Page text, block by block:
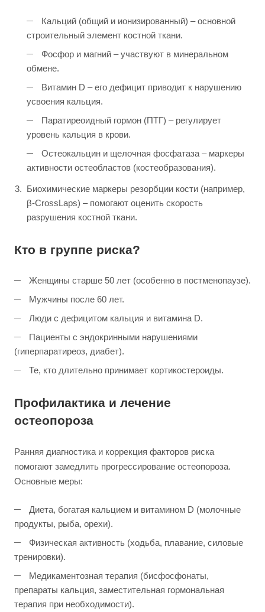
Кальций (общий и ионизированный) – основной
строительный элемент костной ткани.
Фосфор и магний – участвуют в минеральном
обмене.
Витамин D – его дефицит приводит к нарушению
усвоения кальция.
Паратиреоидный гормон (ПТГ) – регулирует
уровень кальция в крови.
Остеокальцин и щелочная фосфатаза – маркеры
активности остеобластов (костеобразования).
Биохимические маркеры резорбции кости (например,
β-CrossLaps) – помогают оценить скорость
разрушения костной ткани.
Кто в группе риска?
Женщины старше 50 лет (особенно в постменопаузе).
Мужчины после 60 лет.
Люди с дефицитом кальция и витамина D.
Пациенты с эндокринными нарушениями
(гиперпаратиреоз, диабет).
Те, кто длительно принимает кортикостероиды.
Профилактика и лечение
остеопороза
Ранняя диагностика и коррекция факторов риска
помогают замедлить прогрессирование остеопороза.
Основные меры:
Диета, богатая кальцием и витамином D (молочные
продукты, рыба, орехи).
Физическая активность (ходьба, плавание, силовые
тренировки).
Медикаментозная терапия (бисфосфонаты,
препараты кальция, заместительная гормональная
терапия при необходимости).